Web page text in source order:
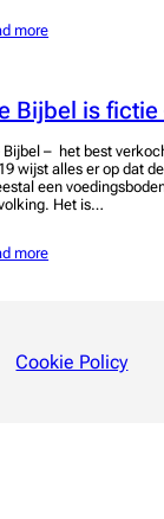
more
Bijbel is
Bijbel – het best
wijst alles er op dat
een
Het is…
more
Cookie Policy